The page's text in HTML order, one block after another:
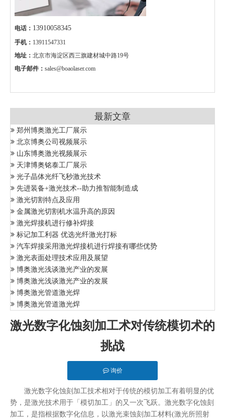
电话： 13910058345
手机： 13911547331
地址： 北京市海淀区西三旗建材城中路19号
电子邮件： sales@boaolaser.com
最新文章
郑州博奥激光工厂展示
北京博奥公司视频展示
山东博奥激光视频展示
天津博奥铭泰工厂展示
光子晶体光纤飞秒激光技术
先进装备+激光技术--助力推智能制造成
激光切割特点及应用
金属激光切割机水温升高的原因
激光焊接机进行修补焊接
标记加工利器 优选光纤激光打标
汽车焊接采用激光焊接机进行焊接有哪些优势
激光表面处理技术应用及展望
博奥激光浅谈激光产业的发展
博奥激光浅谈激光产业的发展
博奥激光管道激光焊
博奥激光管道激光焊
激光数字化蚀刻加工术对传统模切术的
挑战
询价
激光数字化蚀刻加工技术相对于传统的模切加工有着明显的优
势，是激光技术用于「模切加工」的又一次飞跃。激光数字化蚀刻
加工，是指根据数字化信息，以激光束蚀刻加工材料(激光所照射